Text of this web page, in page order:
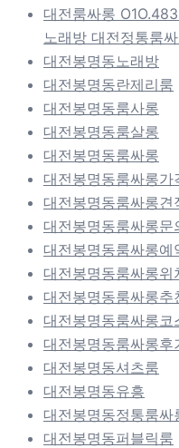
대전룸싸롱
노래방 대전정통룸
대전봉명동노래방
대전봉명동란제리룸
대전봉명동룸사롱
대전봉명동룸살롱
대전봉명동룸싸롱
대전봉명동룸싸롱가
대전봉명동룸싸롱견
대전봉명동룸싸롱문
대전봉명동룸싸롱예
대전봉명동룸싸롱위
대전봉명동룸싸롱추
대전봉명동룸싸롱코
대전봉명동룸싸롱후
대전봉명동셔츠룸
대전봉명동유흥
대전봉명동정통룸싸
대전봉명동퍼블릭룸